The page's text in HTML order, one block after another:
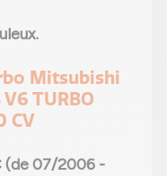
Mitsubishi
TURBO
CV
(de 07/2006 -